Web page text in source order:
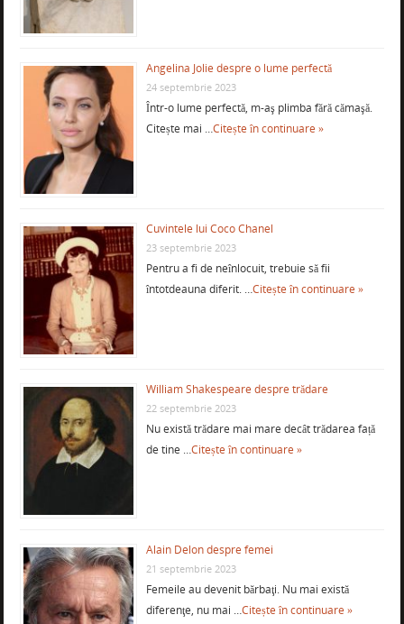
Angelina Jolie despre o lume perfectă
24 septembrie 2023
Într-o lume perfectă, m-aş plimba fără cămaşă.
Citește mai …Citește în continuare »
Cuvintele lui Coco Chanel
23 septembrie 2023
Pentru a fi de neînlocuit, trebuie să fii
întotdeauna diferit. …Citește în continuare »
William Shakespeare despre trădare
22 septembrie 2023
Nu există trădare mai mare decât trădarea față
de tine …Citește în continuare »
Alain Delon despre femei
21 septembrie 2023
Femeile au devenit bărbaţi. Nu mai există
diferenţe, nu mai …Citește în continuare »